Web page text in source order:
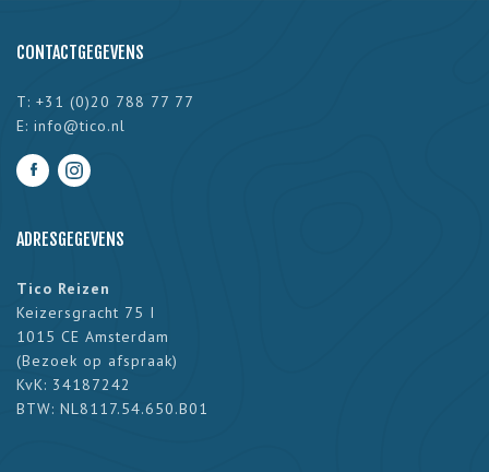
CONTACTGEGEVENS
T: +31 (0)20 788 77 77
E: info@tico.nl
ADRESGEGEVENS
Tico Reizen
Keizersgracht 75 I
1015 CE Amsterdam
(Bezoek op afspraak)
KvK: 34187242
BTW: NL8117.54.650.B01